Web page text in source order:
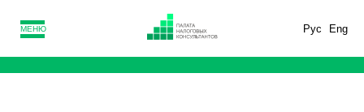
Рус Eng
МЕНЮ